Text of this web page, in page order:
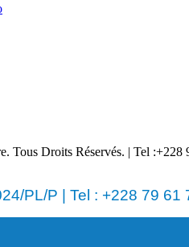
Tous Droits Réservés. | Tel
PL/P | Tel : +228 79